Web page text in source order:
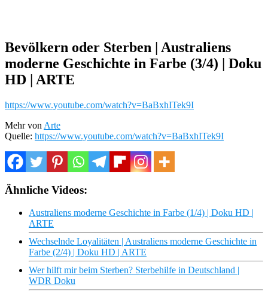
Bevölkern oder Sterben | Australiens
moderne Geschichte in Farbe (3/4) | Doku
HD | ARTE
https://www.youtube.com/watch?v=BaBxhITek9I
Mehr von Arte
Quelle: https://www.youtube.com/watch?v=BaBxhITek9I
Ähnliche Videos:
Australiens moderne Geschichte in Farbe (1/4) | Doku HD |
ARTE
Wechselnde Loyalitäten | Australiens moderne Geschichte in
Farbe (2/4) | Doku HD | ARTE
Wer hilft mir beim Sterben? Sterbehilfe in Deutschland |
WDR Doku